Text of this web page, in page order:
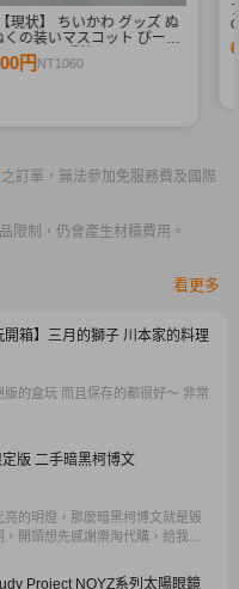
現状】 ちいかわ グッズ ぬ
くの装いマスコット ぴーぽ
いぐるみ 季節だもんマスコ
うさぎ ハチワレ 他
円 NT1060
之訂單，無法參加免服務費及國際
限制，仍會產生材積費用。
看更多
開箱】三月的獅子 川本家的料理
版的盒玩 而且保存的都很好～ 非常
定版 二手暗黑柯博文
的明燈，那麼暗黑柯博文就是毀
開頭想先感謝樂淘代購，給我這
Project NOYZ系列太陽眼鏡